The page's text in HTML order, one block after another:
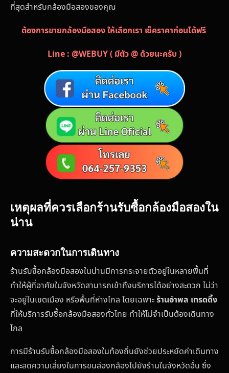
ที่สุดสำหรับกล้องมือสองของคุณ
ต้องการขายกล้องมือสอง ให้เลือกเรา เช็คราคาก่อนได้ฟรี
Line : @WEBUY ( มีตัว @ ด้วยนะครับ )
เหตุผลที่ควรเลือกร้านรับซื้อกล้องมือสองใน
น่าน
ความสะดวกในการเดินทาง
ร้านรับซื้อกล้องมือสองในน่านมีการกระจายตัวอยู่ในหลายพื้นที่
ทำให้ผู้ที่อาศัยในจังหวัดสามารถเข้าถึงบริการได้อย่างสะดวก ไม่ว่า
จะอยู่ในเขตเมือง หรือพื้นที่ห่างไกล โดยเฉพาะร้านอำพล เทรดดิ้ง
ที่ให้บริการรับซื้อกล้องมือสองทั่วไทย ทำให้ไม่จำเป็นต้องเดินทาง
ไกล
การมีร้านรับซื้อกล้องมือสองในท้องถิ่นยังช่วยประหยัดค่าเดินทาง
และลดความเสี่ยงในการขนส่องกล้องไปยังร้านในจังหวัดอื่น ซึ่ง